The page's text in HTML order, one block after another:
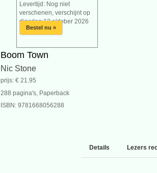
Levertijd: Nog niet
verschenen, verschijnt op
dinsdag 13 oktober 2026
Bestel nu »
Boom Town
Nic Stone
prijs: € 21.95
288 pagina's, Paperback
ISBN: 9781668056288
Details Lezers